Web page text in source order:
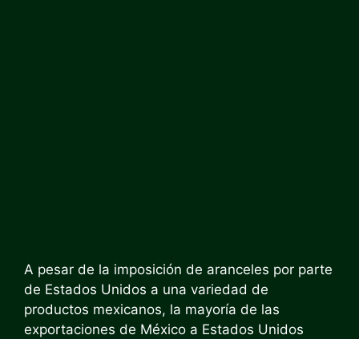
A pesar de la imposición de aranceles por parte
de Estados Unidos a una variedad de
productos mexicanos, la mayoría de las
exportaciones de México a Estados Unidos